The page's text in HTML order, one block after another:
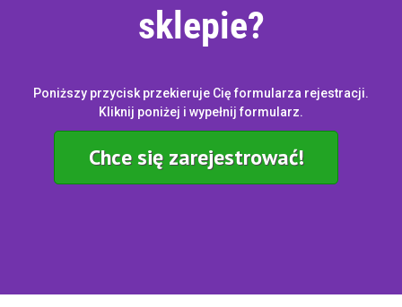
sklepie?
Poniższy przycisk przekieruje Cię formularza rejestracji.
Kliknij poniżej i wypełnij formularz.
Chce się zarejestrować!